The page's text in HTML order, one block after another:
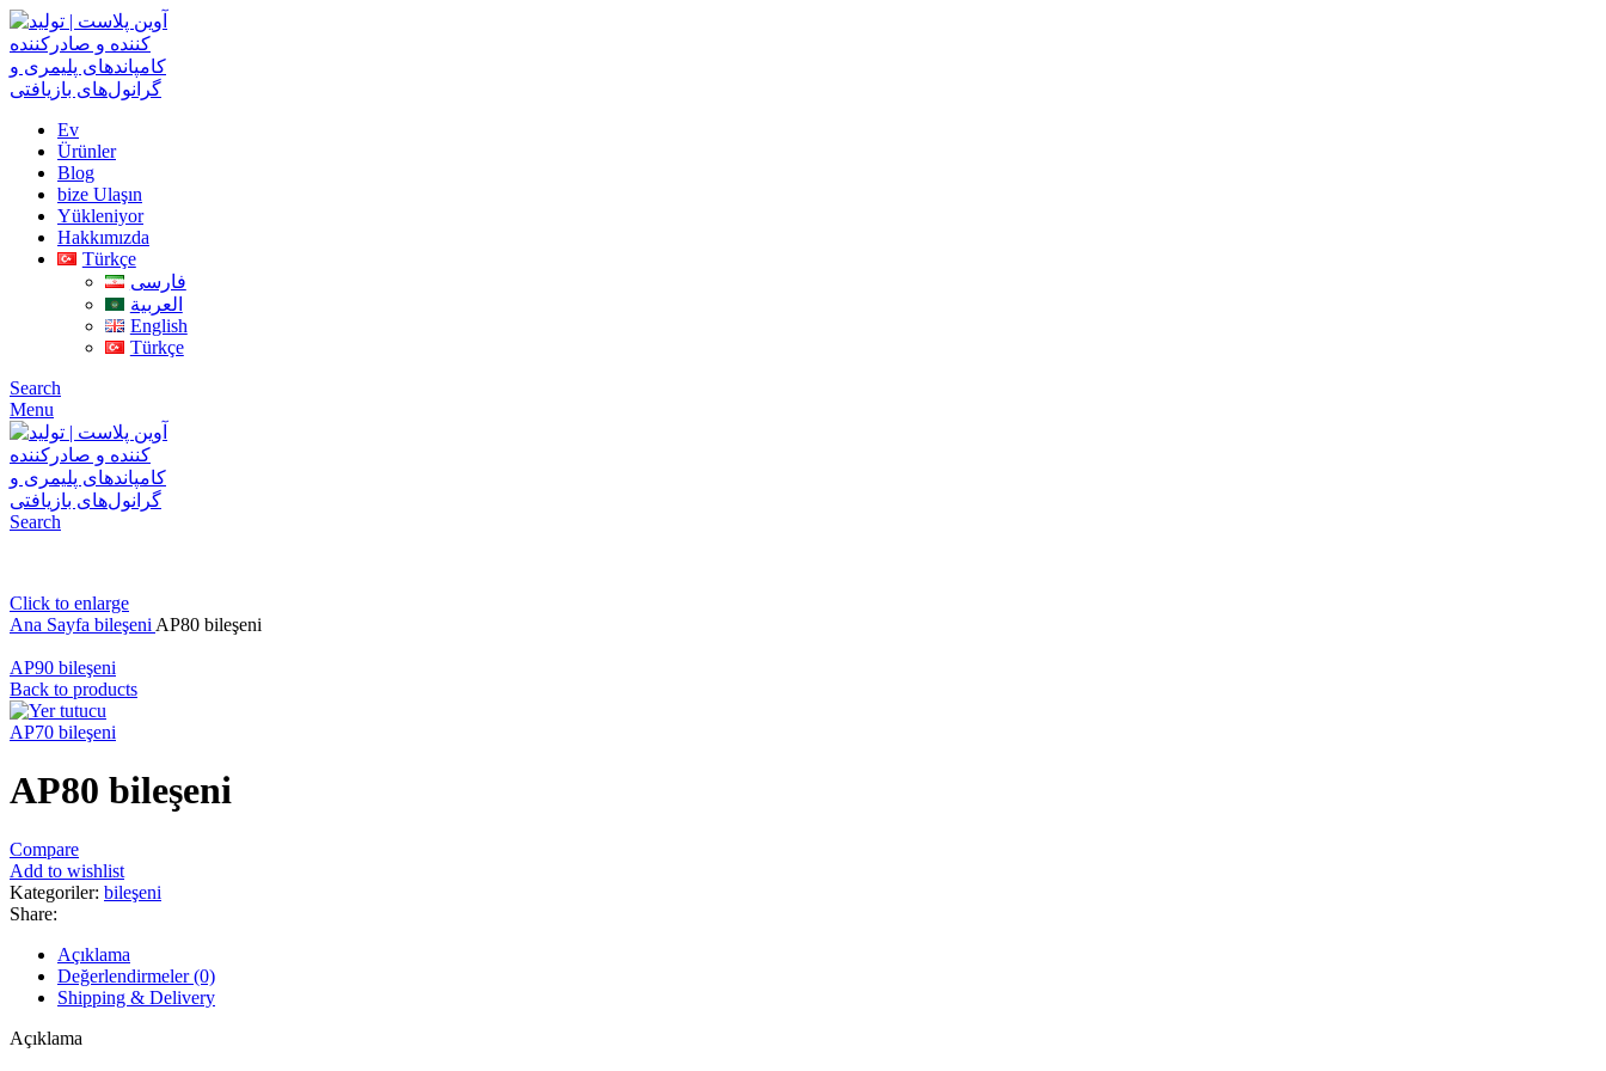
Ev
Ürünler
Blog
bize Ulaşın
Yükleniyor
Hakkımızda
Türkçe
فارسی
العربية
English
Türkçe
Search
Menu
Search
Click to enlarge
Ana Sayfa bileşeni AP80 bileşeni
AP90 bileşeni
Back to products
AP70 bileşeni
AP80 bileşeni
Compare
Add to wishlist
Kategoriler: bileşeni
Share:
Açıklama
Değerlendirmeler (0)
Shipping & Delivery
Açıklama